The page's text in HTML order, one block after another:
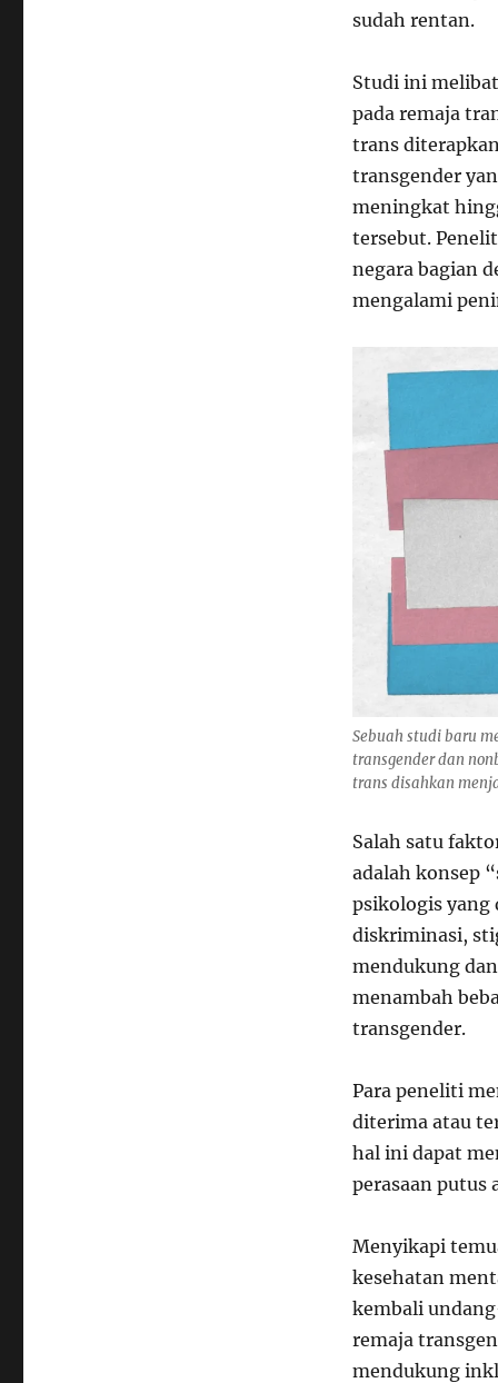
sudah rentan.
Studi ini
pada remaja
trans
transgender
meningkat
tersebut.
negara bagian
mengalami
Sebuah studi baru
transgender dan
trans disahkan
Salah satu
adalah konsep
psikologis
diskriminasi,
mendukung
menambah
transgender.
Para peneliti
diterima atau
hal ini dapat
perasaan putus
Menyikapi
kesehatan
kembali
remaja
mendukung